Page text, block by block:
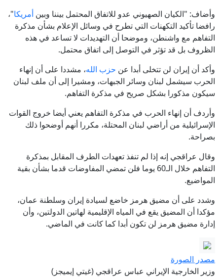
وأضاف: "الكيان الصهيوني عدو للاتفاق المحتمل بيننا وبين أمريكا"،
رافضا تأكيد التكهنات التي تطرح في وسائل الإعلام بشأن مذكرة
التفاهم مع واشنطن، وموضحا أن التهديدات لا تساعد في هذه
الظروف بل قد تؤثر في التوصل إلى اتفاق محتمل.
وأكد أن إيران لن تتخلى أبدا عن حزب الله، مشددا على أن إنهاء
الحرب سيشمل لبنان وسائر الجبهات، ومشيرا إلى أن ملف لبنان
سيكون مذكورا بشكل صريح في مذكرة التفاهم.
وأردف أن إنهاء الحرب في مذكرة التفاهم يعني أيضا خروج القوات
الإسرائيلية من أراضي لبنان المحتلة، مكررا أنهم أوضحوا ذلك
بصراحة.
وقال عراقجي إنه إذا لم تنفذ تعهدات الطرف المقابل بمذكرة
التفاهم خلال الـ60 يوما فلن تمضي المفاوضات قدما بشأن بقية
المواضيع.
وشدد على أن مضيق هرمز خاضع لسيادة إيران وسلطنة عمان،
مؤكدا أن المضيق يقع في المياه الإقليمية لهاتين الدولتين، وأن
إدارة مضيق هرمز لن تكون أبدا كما كانت في الماضي.
مصدر الصورة
وزير الخارجية الإيراني عباس عراقجي (غيتي إيميجز)